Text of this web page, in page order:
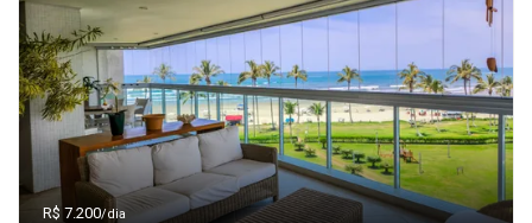
R$ 7.200/dia